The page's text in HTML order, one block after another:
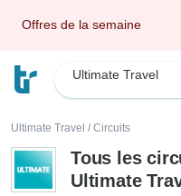
Offres de la semaine
Ultimate Travel
Ultimate Travel / Circuits
Tous les
Ultimate